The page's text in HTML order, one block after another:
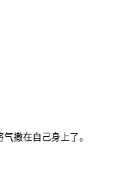
撒在自己身上了。